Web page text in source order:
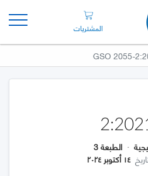
المشتريات
GSO 2055-
· الطبعة 3
١٤ أكتوبر ٢٠٢٤